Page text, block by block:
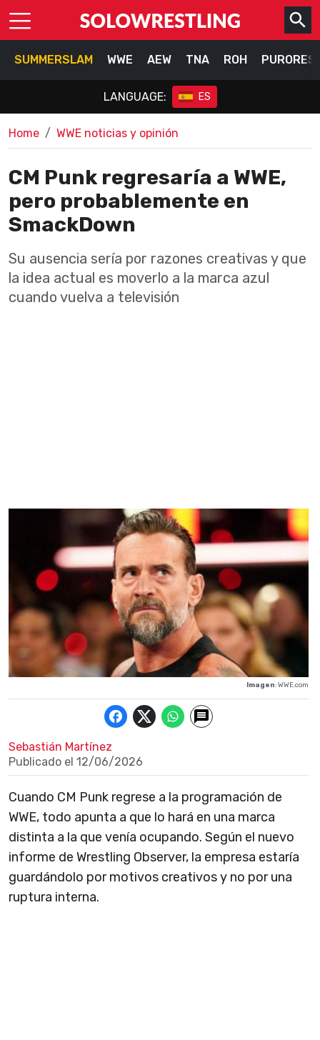
SUMMERSLAM WWE AEW TNA ROH
LANGUAGE: ES
Home WWE noticias y opinión
CM Punk regresaría a WWE,
pero probablemente en
SmackDown
Su ausencia sería por razones creativas y que
la idea actual es moverlo a la marca azul
cuando vuelva a televisión
Imagen: WWE.com
Sebastián Martínez
Publicado el 12/06/2026
Cuando CM Punk regrese a la programación de
WWE, todo apunta a que lo hará en una marca
distinta a la que venía ocupando. Según el nuevo
informe de Wrestling Observer, la empresa estaría
guardándolo por motivos creativos y no por una
ruptura interna.